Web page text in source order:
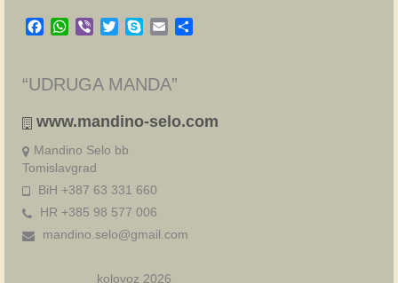
Facebook
WhatsApp
Viber TwitterSkypeEmail
“UDRUGA MANDA”
www.mandino-selo.com
Mandino Selo bb
Tomislavgrad
BiH +387 63 331 660
HR +385 98 577 006
mandino.selo@gmail.com
kolovoz 2026